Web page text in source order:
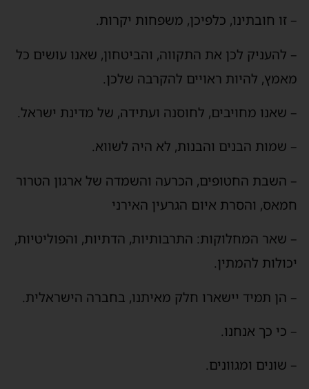
– זו חובתינו, כלפיכן, משפחות יקרות.
– להעניק לכן את התקווה, והביטחון, שאנו עושים כל
מאמץ, להיות ראויים להקרבה שלכן.
– שאנו מחויבים, לחוסנה ועתידה, של מדינת ישראל.
– שמות הבנים והבנות, לא היה לשווא.
– השבת החטופים, הכרעה והשמדה של ארגון הטרור
חמאס, והסרת איום הגרעין האירני
– שאר המחלוקות: התרבותיות, הדתיות, והפוליטיות,
יכולות להמתין.
– הן תמיד יישארו חלק מאיתנו, בחברה הישראלית.
– כי כך אנחנו.
– שונים ומגוונים.